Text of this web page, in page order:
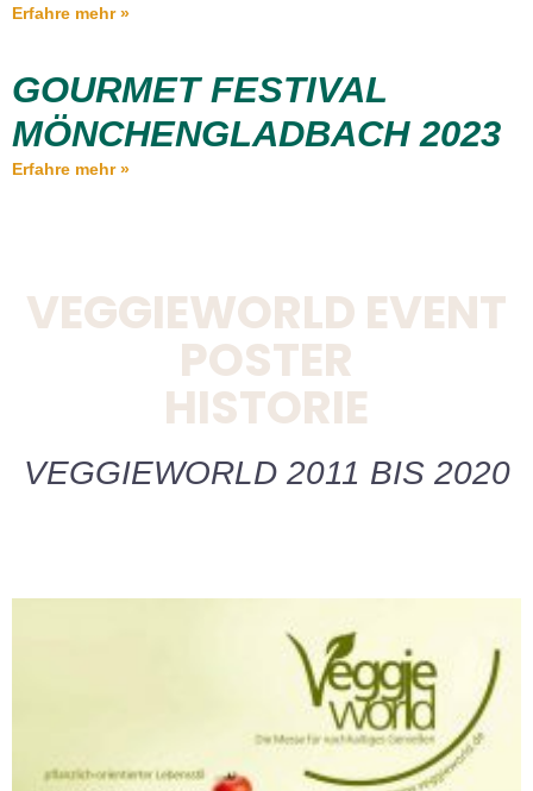
Erfahre mehr »
GOURMET FESTIVAL
MÖNCHENGLADBACH 2023
Erfahre mehr »
VEGGIEWORLD EVENT
POSTER
HISTORIE
VEGGIEWORLD 2011 BIS 2020